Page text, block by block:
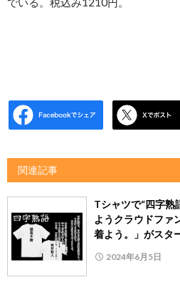
関連記事
Tシャツで“四字熟
ようクラウドファ
着よう。」がスタ
2024年6月5日